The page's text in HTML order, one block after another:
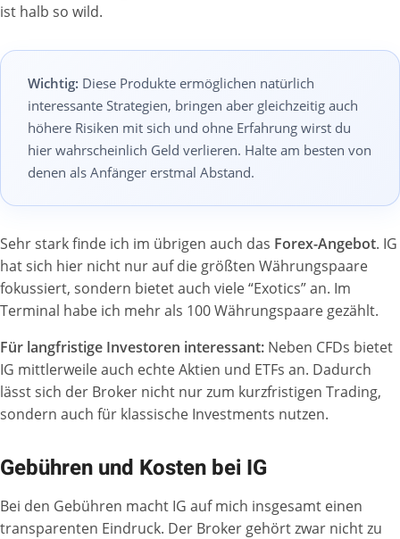
ist halb so wild.
Wichtig: Diese Produkte ermöglichen natürlich
interessante Strategien, bringen aber gleichzeitig auch
höhere Risiken mit sich und ohne Erfahrung wirst du
hier wahrscheinlich Geld verlieren. Halte am besten von
denen als Anfänger erstmal Abstand.
Sehr stark finde ich im übrigen auch das Forex-Angebot. IG
hat sich hier nicht nur auf die größten Währungspaare
fokussiert, sondern bietet auch viele “Exotics” an. Im
Terminal habe ich mehr als 100 Währungspaare gezählt.
Für langfristige Investoren interessant: Neben CFDs bietet
IG mittlerweile auch echte Aktien und ETFs an. Dadurch
lässt sich der Broker nicht nur zum kurzfristigen Trading,
sondern auch für klassische Investments nutzen.
Gebühren und Kosten bei IG
Bei den Gebühren macht IG auf mich insgesamt einen
transparenten Eindruck. Der Broker gehört zwar nicht zu